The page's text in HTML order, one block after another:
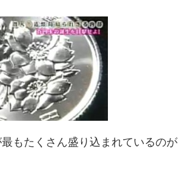
もたくさん盛り込まれているのが